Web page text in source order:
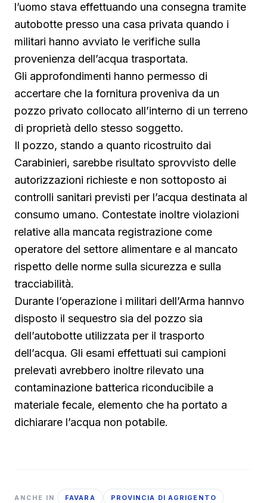
l’uomo stava effettuando una consegna tramite
autobotte presso una casa privata quando i
militari hanno avviato le verifiche sulla
provenienza dell’acqua trasportata.
Gli approfondimenti hanno permesso di
accertare che la fornitura proveniva da un
pozzo privato collocato all’interno di un terreno
di proprietà dello stesso soggetto.
Il pozzo, stando a quanto ricostruito dai
Carabinieri, sarebbe risultato sprovvisto delle
autorizzazioni richieste e non sottoposto ai
controlli sanitari previsti per l’acqua destinata al
consumo umano. Contestate inoltre violazioni
relative alla mancata registrazione come
operatore del settore alimentare e al mancato
rispetto delle norme sulla sicurezza e sulla
tracciabilità.
Durante l’operazione i militari dell’Arma hannvo
disposto il sequestro sia del pozzo sia
dell’autobotte utilizzata per il trasporto
dell’acqua. Gli esami effettuati sui campioni
prelevati avrebbero inoltre rilevato una
contaminazione batterica riconducibile a
materiale fecale, elemento che ha portato a
dichiarare l’acqua non potabile.
ANCHE IN FAVARA PROVINCIA DI AGRIGENTO